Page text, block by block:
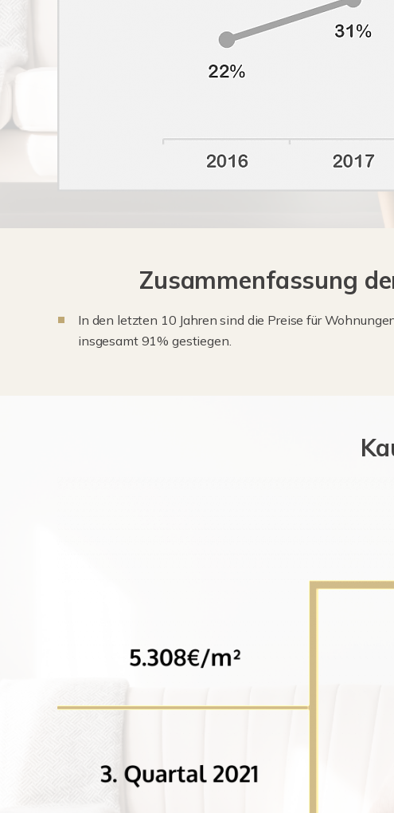
Zusammenfassung
In den letzten 10 Jahren sind die Preise für
insgesamt 91% gestiegen.